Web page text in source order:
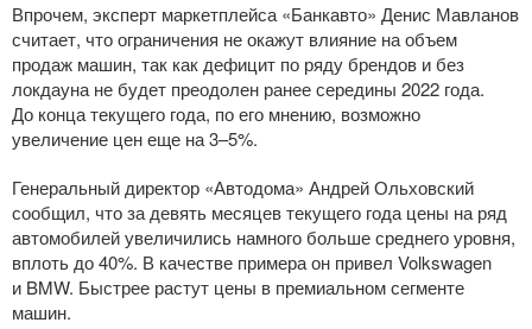
Впрочем, эксперт маркетплейса «Банкавто» Денис Мавланов
считает, что ограничения не окажут влияние на объем
продаж машин, так как дефицит по ряду брендов и без
локдауна не будет преодолен ранее середины 2022 года.
До конца текущего года, по его мнению, возможно
увеличение цен еще на 3–5%.
Генеральный директор «Автодома» Андрей Ольховский
сообщил, что за девять месяцев текущего года цены на ряд
автомобилей увеличились намного больше среднего уровня,
вплоть до 40%. В качестве примера он привел Volkswagen
и BMW. Быстрее растут цены в премиальном сегменте
машин.